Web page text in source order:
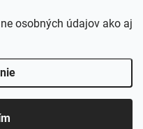
osobných údajov ako aj
KONTAKT
práva vyhradené.